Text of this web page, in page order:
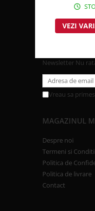
VEZI
Newsletter Nu
Vreau sa
MAGAZINUL
Despre noi
Termeni si Conditii
Politica de
Politica de livrare
Contact